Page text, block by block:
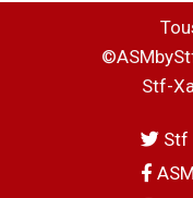
Stf-
Stf